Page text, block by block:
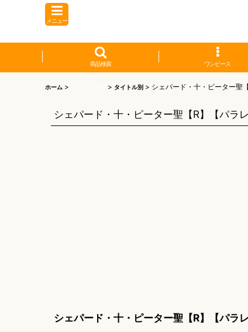
メニュー
商品検索 ワンピース
ホーム > > タイトル別 > シェパード・十・ピーター聖
シェパード・十・ピーター聖【R】【パラレ
シェパード・十・ピーター聖【R】【パラレ